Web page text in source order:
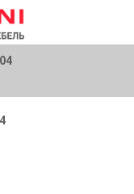
517-94-04
36 стр.3